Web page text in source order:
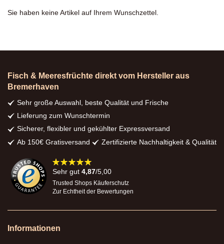
Sie haben keine Artikel auf Ihrem Wunschzettel.
Fisch & Meeresfrüchte direkt vom Hersteller aus
Bremerhaven
Sehr große Auswahl, beste Qualität und Frische
Lieferung zum Wunschtermin
Sicherer, flexibler und gekühlter Expressversand
Ab 150€ Gratisversand
Zertifizierte Nachhaltigkeit & Qualität
98%
Sehr gut 4,87/5,00
Trusted Shops Käuferschutz
Zur Echtheit der Bewertungen
Informationen